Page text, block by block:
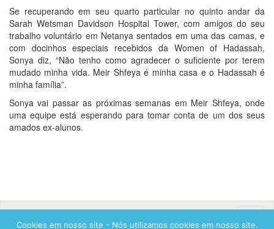
Se recuperando em seu quarto particular no quinto andar da
Sarah Wetsman Davidson Hospital Tower, com amigos do seu
trabalho voluntário em Netanya sentados em uma das camas, e
com docinhos especiais recebidos da Women of Hadassah,
Sonya diz, “Não tenho como agradecer o suficiente por terem
mudado minha vida. Meir Shfeya é minha casa e o Hadassah é
minha família”.
Sonya vai passar as próximas semanas em Meir Shfeya, onde
uma equipe está esperando para tomar conta de um dos seus
amados ex-alunos.
Cookies em nosso site - Nós utilizamos cookies em nosso site.